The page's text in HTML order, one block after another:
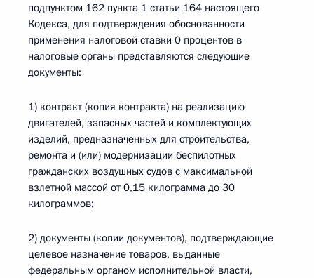
подпунктом 162 пункта 1 статьи 164 настоящего
Кодекса, для подтверждения обоснованности
применения налоговой ставки 0 процентов в
налоговые органы представляются следующие
документы:
1) контракт (копия контракта) на реализацию
двигателей, запасных частей и комплектующих
изделий, предназначенных для строительства,
ремонта и (или) модернизации беспилотных
гражданских воздушных судов с максимальной
взлетной массой от 0,15 килограмма до 30
килограммов;
2) документы (копии документов), подтверждающие
целевое назначение товаров, выданные
федеральным органом исполнительной власти,